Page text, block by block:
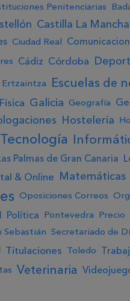
Penitenciarias
Castilla La Mancha
Ciudad Real
Cádiz Córdoba
Ertzaintza Escuelas de
Física Galicia Geografía
Hostelería
Palmas de Gran Canaria
& Online Matemáticas
Oposiciones Correos
Política Pontevedra Precio
Sebastián Secretariado de
Titulaciones Toledo
Veterinaria